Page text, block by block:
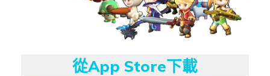
從App Store下載